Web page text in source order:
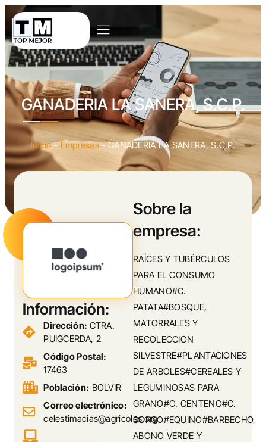
GANADERIA LA SANERA, S.C.P.
Inicio-Empresas-GANADERIA LA SANERA, S.C.P.
Sobre la
empresa:
RAÍCES Y TUBÉRCULOS
PARA EL CONSUMO
HUMANO#C.
PATATA#BOSQUE,
MATORRALES Y
RECOLECCION
SILVESTRE#PLANTACIONES
DE ARBOLES#CEREALES Y
LEGUMINOSAS PARA
GRANO#C. CENTENO#C.
SORGO#EQUINO#BARBECHO,
ABONO VERDE Y
Información:
Dirección: CTRA.
PUIGCERDA, 2
Código Postal:
17463
Población: BOLVIR
Correo electrónico:
celestimacias@agricoles.org